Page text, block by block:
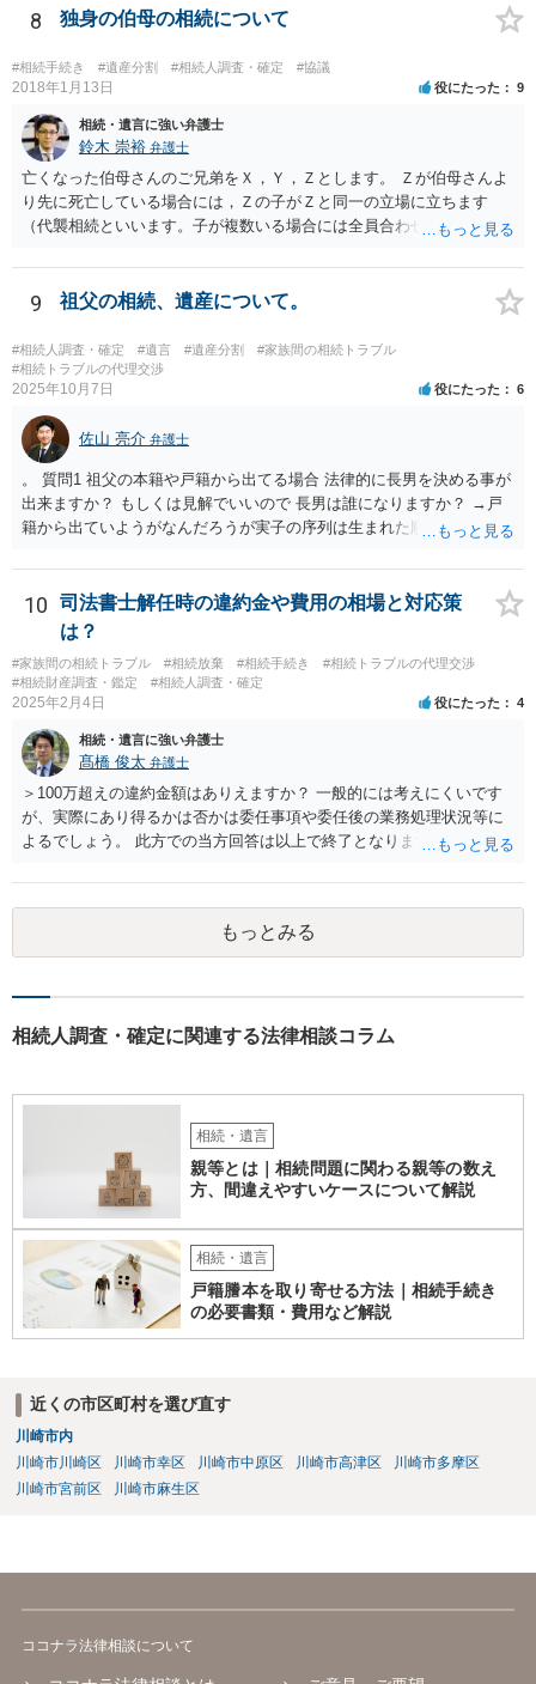
8 独身の伯母の相続について
#相続手続き #遺産分割 #相続人調査・確定 #協議
2018年1月13日 役にたった 9
相続・遺言に強い弁護士
鈴木 崇裕 弁護士
亡くなった伯母さんのご兄弟をＸ，Ｙ，Ｚとします。 Ｚが伯母さんよ
り先に死亡している場合には，Ｚの子がＺと同一の立場に立ちます
（代襲相続といいます。子が複数いる場合には全員合わせてＺと同一
つの相続分を有していますので， そのことを前提として，遺産分割協
議をすることになります（必ずしも３分の１ずつにしなくても，合意
ができれば構いません。）。 今後の対応としては， ①伯母さんの相続
財産（遺産）の全容を整理する（預貯金，有価証券，不動産等の有無
を調べることになります。） ②相続財産に照らし，相続税の申告の準
備をする（税理士の先生にご相談ください。） ③遺産分割協議をする
（ご本人同士で行っても構いませんし，弁護士に相談することもよろ
しいと思います。） ことになります。
9 祖父の相続、遺産について。
#相続人調査・確定 #遺言 #遺産分割
#家族間の相続トラブル
#相続トラブルの代理交渉
2025年10月7日 役にたった 6
佐山 亮介 弁護士
。 質問1 祖父の本籍や戸籍から出てる場合 法律的に長男を決める事が
出来ますか？ もしくは見解でいいので 長男は誰になりますか？ →戸
籍から出ていようがなんだろうが実子の序列は生まれた順ですから、
書が腹違いの長男に向けてある場合 書かれてる内容が最優先にされる
のですか？ →遺書というのが、法律上の遺言の形式を守っている限り
はそのとおりです。 質問3 父が腹違いの長男に法律的に優位になれそ
うな事はありますか？ →遺言が有効な場合、優位に立つことはできま
せんが、お祖父様が認知症であるなどの「遺言が作れないはずの事
情」があるならば①遺言無効確認の訴えを起こすのは一つの手です。
問4 相続トラブルの代理交渉は可能でしょうか。 →一般論としては可
能ですが、お伺いする内容ですとお祖父様が亡くなられた後に動くこ
とになるでしょう。
10
司法書士解任時の違約金や費用の相場と対応策
は？
#家族間の相続トラブル #相続放棄 #相続手続き
#相続トラブルの代理交渉
#相続財産調査・鑑定
#相続人調査・確定
2025年2月4日 役にたった 4
相続・遺言に強い弁護士
髙橋 俊太 弁護士
＞100万超えの違約金額はありえますか？ 一般的には考えにくいです
が、実際にあり得るかは否かは委任事項や委任後の業務処理状況等に
よるでしょう。 此方での当方回答は以上で終了となりますが、参考に
もっとみる
相続人調査・確定に関連する法律相談コラム
相続・遺言
親等とは｜相続問題に関わる親等の数え
方、間違えやすいケースについて解説
相続・遺言
戸籍謄本を取り寄せる方法｜相続手続き
の必要書類・費用など解説
近くの市区町村を選び直す
川崎市内
川崎市川崎区
川崎市幸区 川崎市中原区 川崎市高津区
川崎市多摩区
川崎市宮前区
川崎市麻生区
ココナラ法律相談について